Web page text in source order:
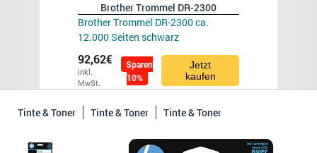
Brother Trommel DR-2300
Brother Trommel DR-2300 ca.
12.000 Seiten schwarz
92,62€
inkl.
MwSt.
Sparen
10%
Jetzt
kaufen
Tinte & Toner Tinte & Toner Tinte & Toner